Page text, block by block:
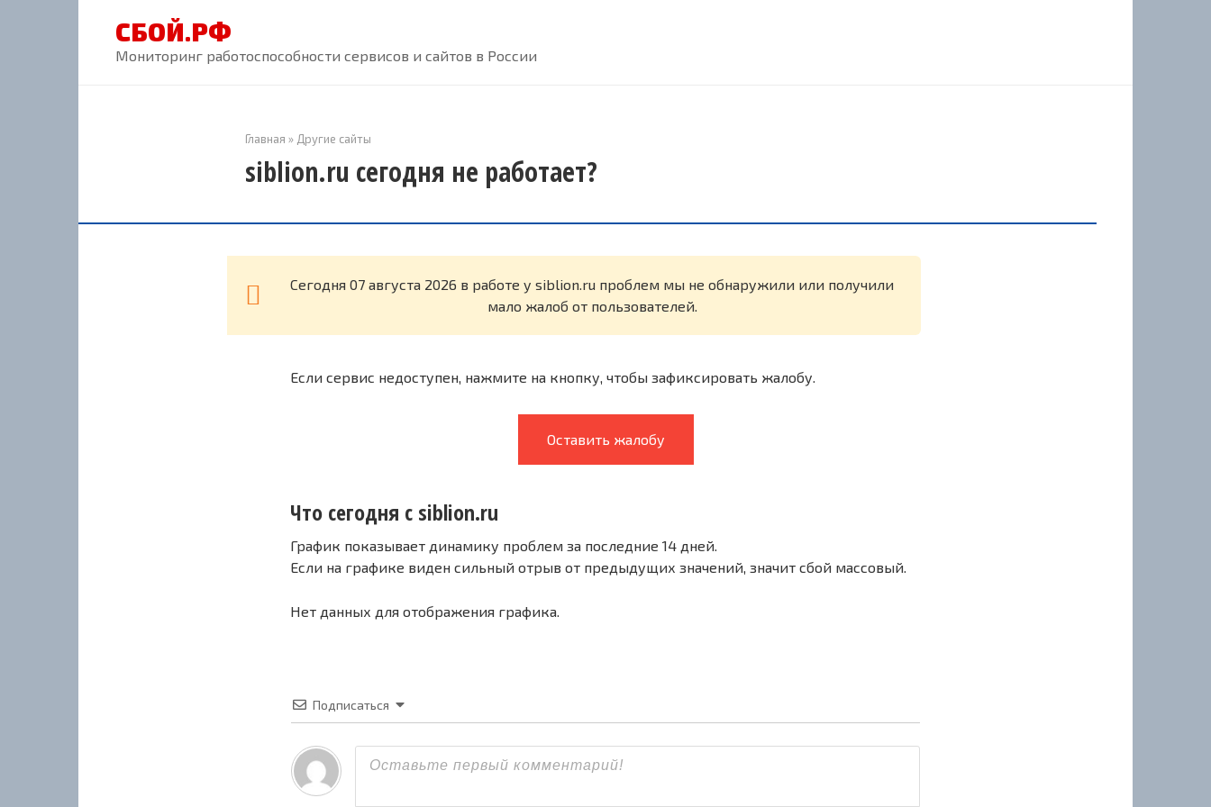
СБОЙ.РФ
Мониторинг работоспособности сервисов и сайтов в России
Главная » Другие сайты
siblion.ru сегодня не работает?
Cегодня 07 августа 2026 в работе у siblion.ru проблем мы не обнаружили или получили
мало жалоб от пользователей.
Если сервис недоступен, нажмите на кнопку, чтобы зафиксировать жалобу.
Оставить жалобу
Что сегодня с siblion.ru
График показывает динамику проблем за последние 14 дней.
Если на графике виден сильный отрыв от предыдущих значений, значит сбой массовый.
Нет данных для отображения графика.
Подписаться